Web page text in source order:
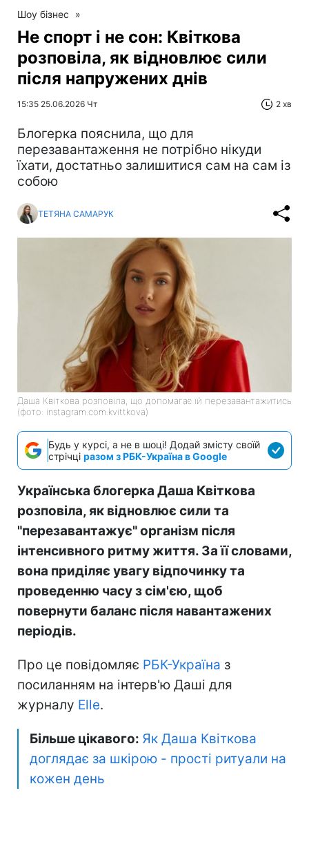
Шоу бізнес »
Не спорт і не сон: Квіткова
розповіла, як відновлює сили
після напружених днів
15:35 25.06.2026 Чт 2 хв
Блогерка пояснила, що для
перезавантаження не потрібно нікуди
їхати, достатньо залишитися сам на сам із
собою
ТЕТЯНА САМАРУК
Даша Квіткова розповіла, що допомагає їй перезавантажитись
(фото: instagram.com.kvittkova)
Будь у курсі, а не в шоці! Додай змісту своїй
стрічці разом з РБК-Україна в Google
Українська блогерка Даша Квіткова
розповіла, як відновлює сили та
"перезавантажує" організм після
інтенсивного ритму життя. За її словами,
вона приділяє увагу відпочинку та
проведенню часу з сім'єю, щоб
повернути баланс після навантажених
періодів.
Про це повідомляє РБК-Україна з
посиланням на інтерв'ю Даші для
журналу Elle.
Більше цікавого: Як Даша Квіткова
доглядає за шкірою - прості ритуали на
кожен день